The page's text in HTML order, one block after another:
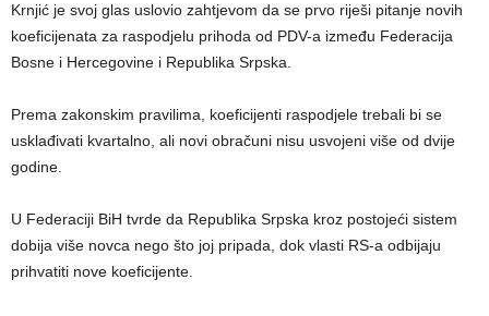
Krnjić je svoj glas uslovio zahtjevom da se prvo riješi pitanje novih
koeficijenata za raspodjelu prihoda od PDV-a između Federacija
Bosne i Hercegovine i Republika Srpska.
Prema zakonskim pravilima, koeficijenti raspodjele trebali bi se
usklađivati kvartalno, ali novi obračuni nisu usvojeni više od dvije
godine.
U Federaciji BiH tvrde da Republika Srpska kroz postojeći sistem
dobija više novca nego što joj pripada, dok vlasti RS-a odbijaju
prihvatiti nove koeficijente.